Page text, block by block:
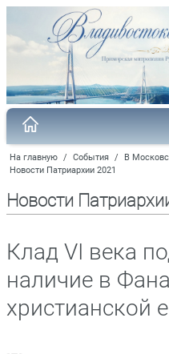
На главную / События / В
Новости Патриархии 2021
Новости
Клад VI века
наличие в
христианской